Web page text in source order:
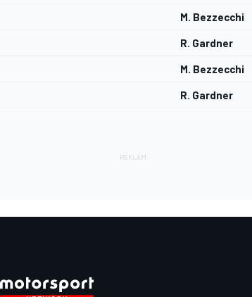
M. Bezzecchi
R. Gardner
M. Bezzecchi
R. Gardner